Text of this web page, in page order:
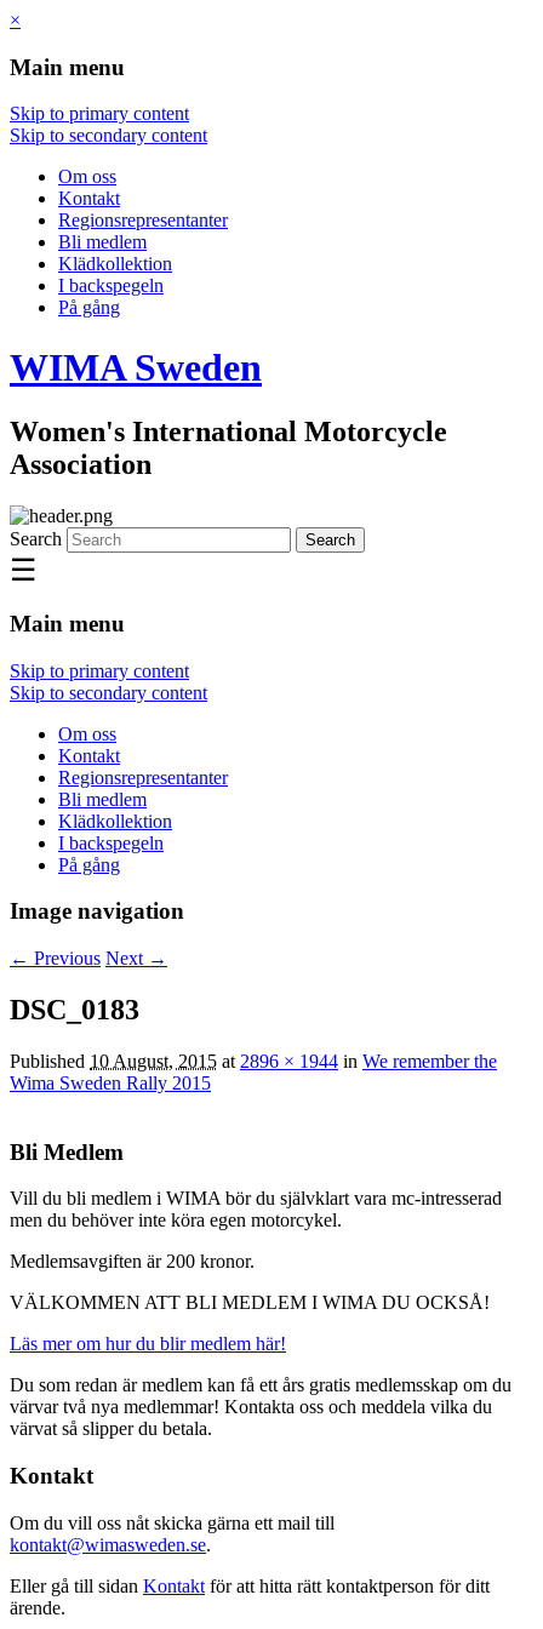
×
Main menu
Skip to primary content
Skip to secondary content
Om oss
Kontakt
Regionsrepresentanter
Bli medlem
Klädkollektion
I backspegeln
På gång
WIMA Sweden
Women's International Motorcycle
Association
Search
☰
Main menu
Skip to primary content
Skip to secondary content
Om oss
Kontakt
Regionsrepresentanter
Bli medlem
Klädkollektion
I backspegeln
På gång
Image navigation
← Previous Next →
DSC_0183
Published 10 August, 2015 at 2896 × 1944 in We remember the
Wima Sweden Rally 2015
Bli Medlem
Vill du bli medlem i WIMA bör du självklart vara mc-intresserad
men du behöver inte köra egen motorcykel.
Medlemsavgiften är 200 kronor.
VÄLKOMMEN ATT BLI MEDLEM I WIMA DU OCKSÅ!
Läs mer om hur du blir medlem här!
Du som redan är medlem kan få ett års gratis medlemsskap om du
värvar två nya medlemmar! Kontakta oss och meddela vilka du
värvat så slipper du betala.
Kontakt
Om du vill oss nåt skicka gärna ett mail till
kontakt@wimasweden.se.
Eller gå till sidan Kontakt för att hitta rätt kontaktperson för ditt
ärende.